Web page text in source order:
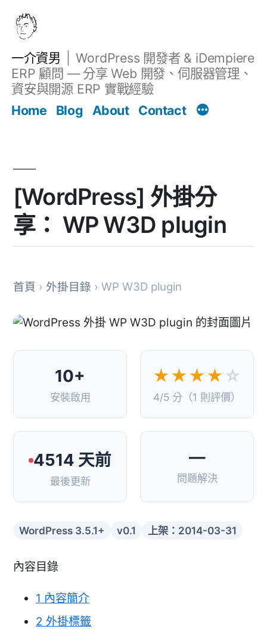
一介資男
WordPress 開發者 & iDempiere
ERP 顧問 — 分享 Web 開發、伺服器管理、
資安與開源 ERP 實戰經驗
Home
Blog About Contact
[WordPress] 外掛分
享： WP W3D plugin
首頁 › 外掛目錄 › WP W3D plugin
10+
安裝啟用
★★★★ ☆
4/5 分（1 則評價）
4514 天前
最後更新
—
問題解決
WordPress 3.5.1+ v0.1 上架：2014-03-31
內容目錄
1 內容簡介
2 外掛標籤
文章